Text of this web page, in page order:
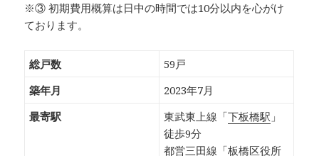
※③ 初期費用概算は日中の時間では10分以内を心がけ
ております。
総戸数
59戸
築年月
2023年7月
最寄駅
東武東上線「下板橋駅 」
徒歩9分
都営三田線「板橋区役所